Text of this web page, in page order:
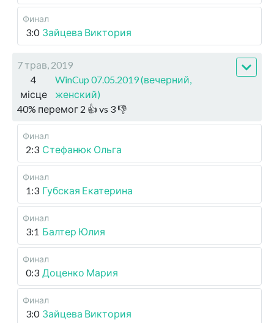
Финал
3:0 Зайцева Виктория
7 трав, 2019
4
місце
WinCup 07.05.2019 (вечерний,
женский)
40% перемог 2 👍 vs 3👎
Финал
2:3 Стефанюк Ольга
Финал
1:3 Губская Екатерина
Финал
3:1 Балтер Юлия
Финал
0:3 Доценко Мария
Финал
3:0 Зайцева Виктория